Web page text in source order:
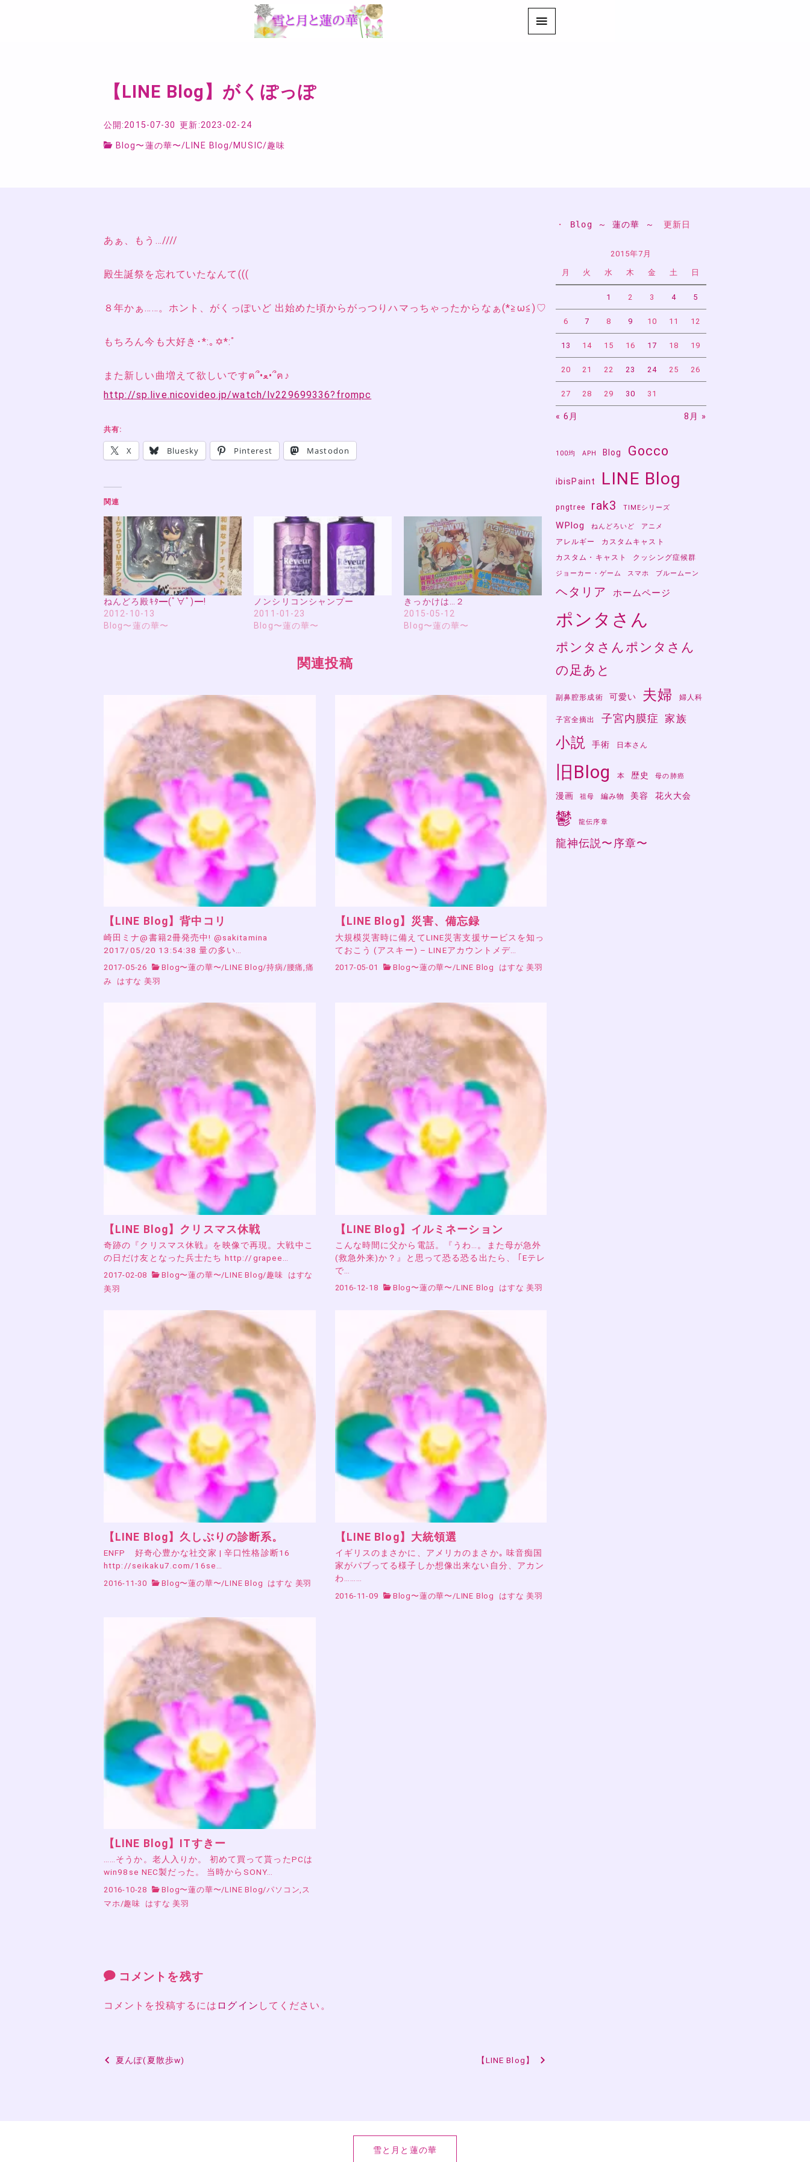
【LINE Blog】がくぽっぽ
公開:2015-07-30 更新:2023-02-24
Blog〜蓮の華〜/LINE Blog/MUSIC/趣味
あぁ、もう…////
殿生誕祭を忘れていたなんて(((
８年かぁ……。ホント、がくっぽいど 出始めた頃からがっつりハマっちゃったからなぁ(*≧ω≦)♡
もちろん今も大好き･*:｡✡*:ﾟ
また新しい曲増えて欲しいですฅ՞•ﻌ•՞ฅ♪
http://sp.live.nicovideo.jp/watch/lv229699336?frompc
共有:
X Bluesky Pinterest Mastodon
関連
ねんどろ殿ｷﾀ━(ﾟ∀ﾟ)━!
2012-10-13
Blog〜蓮の華〜
ノンシリコンシャンプー
2011-01-23
Blog〜蓮の華〜
きっかけは…２
2015-05-12
Blog〜蓮の華〜
関連投稿
【LINE Blog】背中コリ
崎田ミナ@書籍2冊発売中! @sakitamina
2017/05/20 13:54:38 量の多い…
2017-05-26 Blog〜蓮の華〜/LINE Blog/持病/腰痛,痛
み
はすな 美羽
【LINE Blog】災害、備忘録
大規模災害時に備えてLINE災害支援サービスを知っ
ておこう (アスキー) – LINEアカウントメデ…
2017-05-01 Blog〜蓮の華〜/LINE Blog はすな 美羽
【LINE Blog】クリスマス休戦
奇跡の『クリスマス休戦』を映像で再現。大戦中こ
の日だけ友となった兵士たち http://grapee…
2017-02-08 Blog〜蓮の華〜/LINE Blog/趣味
はすな
美羽
【LINE Blog】イルミネーション
こんな時間に父から電話。『うわ…。また母が急外
(救急外来)か？』と思って恐る恐る出たら、 ｢Eテレ
で…
2016-12-18 Blog〜蓮の華〜/LINE Blog はすな 美羽
【LINE Blog】久しぶりの診断系。
ENFP 好奇心豊かな社交家 | 辛口性格診断16
http://seikaku7.com/16se…
2016-11-30 Blog〜蓮の華〜/LINE Blog はすな 美羽
【LINE Blog】大統領選
イギリスのまさかに、アメリカのまさか｡ 味音痴国
家がパブってる様子しか想像出来ない自分、アカン
わ………
2016-11-09 Blog〜蓮の華〜 /LINE Blog はすな 美羽
【LINE Blog】ITすきー
……そうか。老人入りか。 初めて買って貰ったPCは
win98se NEC製だった。 当時からSONY…
2016-10-28 Blog〜蓮の華〜/LINE Blog/パソコン,ス
マホ /趣味 はすな 美羽
コメントを残す
コメントを投稿するには ログイン してください。
投
夏んぽ(夏散歩w) 【LINE Blog】
・ Blog ～ 蓮の華 ～ 更新日
2015年7月
月 火 水 木 金 土 日
1 2 3 4 5
6 7 8 9 10 11 12
13 14 15 16 17 18 19
20 21 22 23 24 25 26
27 28 29 30 31
« 6月 8月 »
100均 APH Blog Gocco
ibisPaint LINE Blog
pngtree rak3 TIMEシリーズ
WPlog ねんどろいど アニメ
アレルギー
カスタムキャスト
カスタム・キャスト
クッシング症候群
ジョーカー・ゲーム スマホ ブルームーン
ヘタリア ホームページ
ポンタさん
ポンタさんポンタさん
の足あと
副鼻腔形成術 可愛い 夫婦 婦人科
子宮全摘出 子宮内膜症 家族
小説 手術 日本さん
旧Blog 本 歴史 母の肺癌
漫画 祖母 編み物 美容 花火大会
鬱 龍伝序章
龍神伝説〜序章〜
雪と月と蓮の華